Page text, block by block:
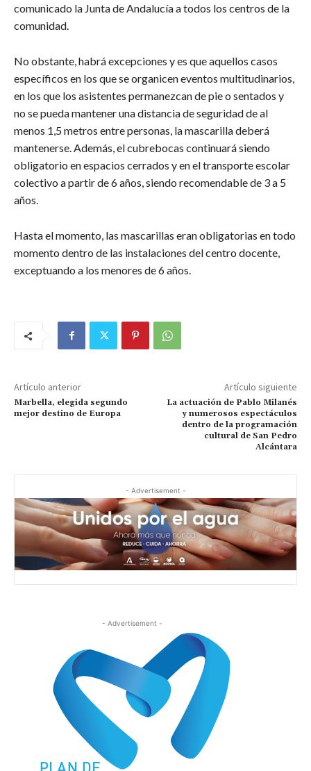
comunicado la Junta de Andalucía a todos los centros de la
comunidad.
No obstante, habrá excepciones y es que aquellos casos
específicos en los que se organicen eventos multitudinarios,
en los que los asistentes permanezcan de pie o sentados y
no se pueda mantener una distancia de seguridad de al
menos 1,5 metros entre personas, la mascarilla deberá
mantenerse. Además, el cubrebocas continuará siendo
obligatorio en espacios cerrados y en el transporte escolar
colectivo a partir de 6 años, siendo recomendable de 3 a 5
años.
Hasta el momento, las mascarillas eran obligatorias en todo
momento dentro de las instalaciones del centro docente,
exceptuando a los menores de 6 años.
Artículo anterior
Marbella, elegida segundo
mejor destino de Europa
Artículo siguiente
La actuación de Pablo Milanés
y numerosos espectáculos
dentro de la programación
cultural de San Pedro
Alcántara
- Advertisement -
- Advertisement -